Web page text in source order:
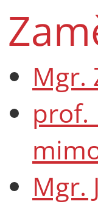
Mgr.
prof.
Mgr.